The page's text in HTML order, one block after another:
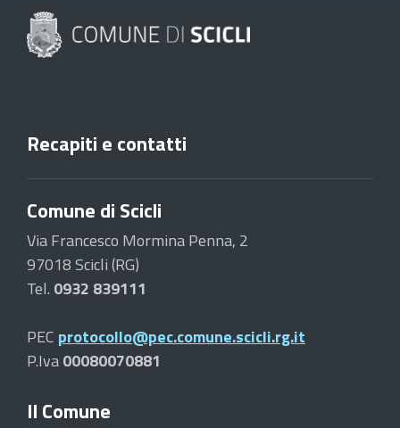
Recapiti e contatti
Comune di Scicli
Via Francesco Mormina Penna, 2
97018 Scicli (RG)
Tel. 0932 839111
PEC protocollo@pec.comune.scicli.rg.it
P.Iva00080070881
Il Comune